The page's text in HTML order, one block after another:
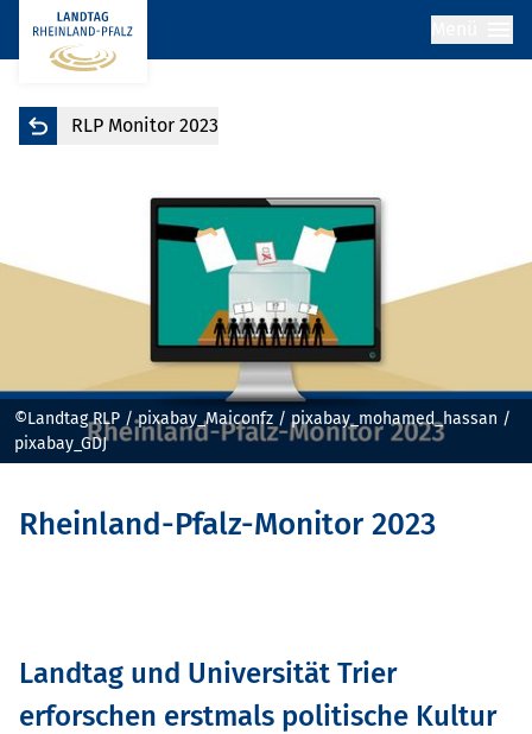
RLP Monitor 2023
©Landtag RLP / pixabay_Maiconfz / pixabay_mohamed_hassan /
pixabay_GDJ
Rheinland-Pfalz-Monitor 2023
Landtag und Universität Trier
erforschen erstmals politische Kultur